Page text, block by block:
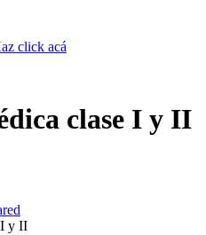
click acá
clase I y II
I y II